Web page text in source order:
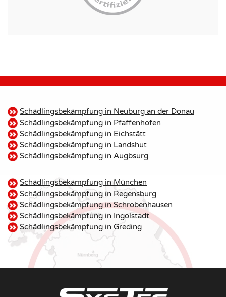
Schädlingsbekämpfung in Neuburg an der Donau
Schädlingsbekämpfung in Pfaffenhofen
Schädlingsbekämpfung in Eichstätt
Schädlingsbekämpfung in Landshut
Schädlingsbekämpfung in Augbsurg
Schädlingsbekämpfung in München
Schädlingsbekämpfung in Regensburg
Schädlingsbekämpfung in Schrobenhausen
Schädlingsbekämpfung in Ingolstadt
Schädlingsbekämpfung in Greding